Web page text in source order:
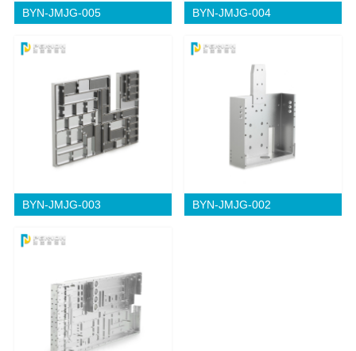
BYN-JMJG-005 BYN-JMJG-004
BYN-JMJG-003 BYN-JMJG-002